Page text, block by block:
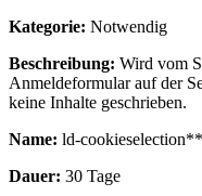
Kategorie: Notwendig
Beschreibung: Wird vom
Anmeldeformular auf der
keine Inhalte geschrieben.
Name: ld-cookieselection**
Dauer: 30 Tage